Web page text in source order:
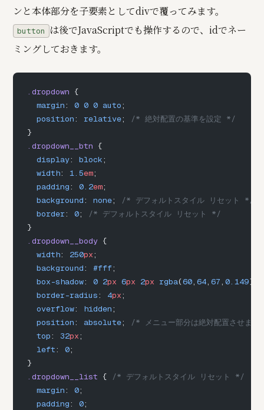
ンと本体部分を子要素としてdivで覆ってみます。
button は後でJavaScriptでも操作するので、idでネー
ミングしておきます。
.dropdown {
  margin
: 0 0 0 auto;
  position
: relative;
/* 絶対配置の基準を設定 */
}
.dropdown__btn {
  display
: block;
  width
: 1.5em;
  padding
: 0.2em;
  background
: none;
/* デフォルトスタイル リセット */
  border
: 0;
/* デフォルトスタイル リセット */
}
.dropdown__body {
  width
: 250px;
  background
: #fff;
  box-shadow
: 0 2px 6px 2px rgba(60, 64, 67, 0.149),
  border-radius
: 4px;
  overflow
: hidden;
  position
: absolute;
/* メニュー部分は絶対配置させま
  top
: 32px;
  left
: 0;
}
.dropdown__list {
/* デフォルトスタイル リセット */
  margin
: 0;
  padding
: 0;